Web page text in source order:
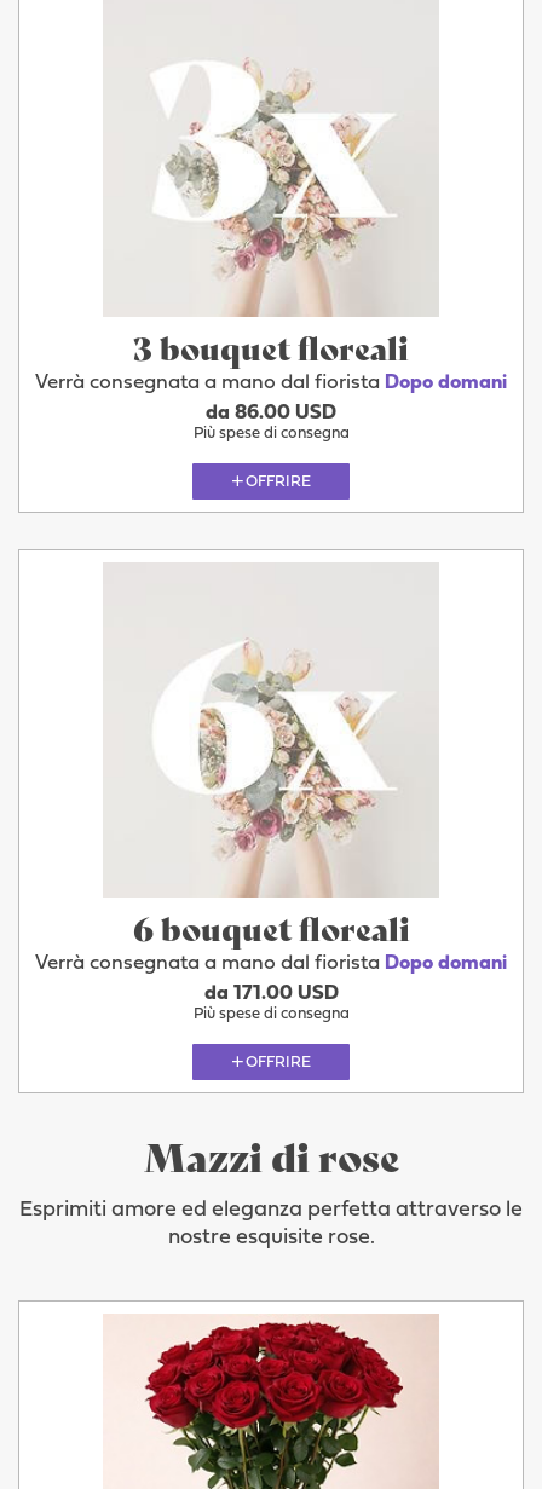
3 bouquet floreali
Verrà consegnata a mano dal fiorista Dopo domani
da 86.00 USD
Più spese di consegna
OFFRIRE
6 bouquet floreali
Verrà consegnata a mano dal fiorista Dopo domani
da 171.00 USD
Più spese di consegna
OFFRIRE
Mazzi di rose
Esprimiti amore ed eleganza perfetta attraverso le
nostre esquisite rose.